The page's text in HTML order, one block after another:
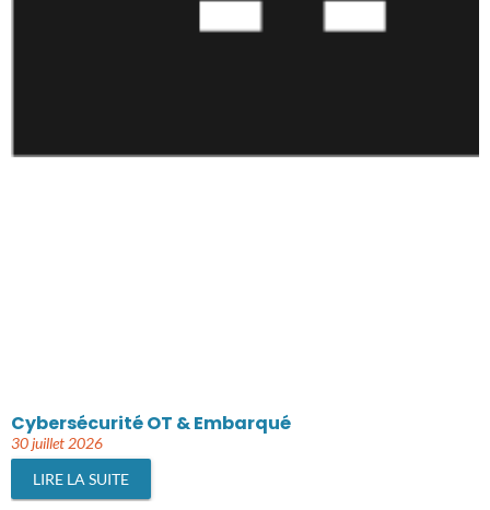
Cybersécurité OT & Embarqué
30 juillet 2026
LIRE LA SUITE